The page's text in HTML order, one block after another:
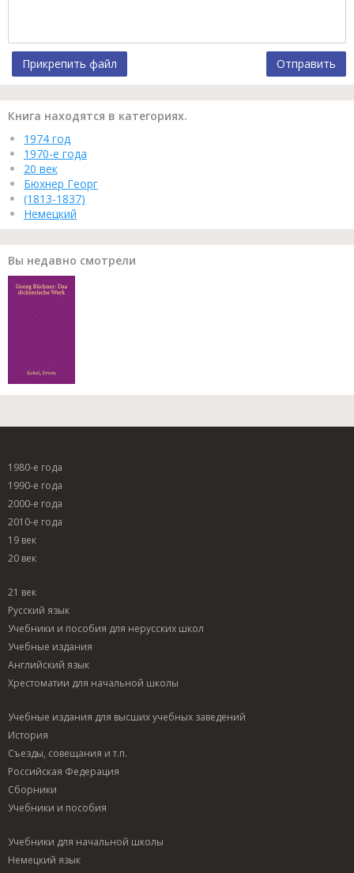
Прикрепить файл Отправить
Книга находятся в категориях.
1974 год
1970-е года
20 век
Бюхнер Георг
(1813-1837)
Немецкий
Вы недавно смотрели
1980-е года
1990-е года
2000-е года
2010-е года
19 век
20 век
21 век
Русский язык
Учебники и пособия для нерусских школ
Учебные издания
Английский язык
Хрестоматии для начальной школы
Учебные издания для высших учебных заведений
История
Съезды, совещания и т.п.
Российская Федерация
Сборники
Учебники и пособия
Учебники для начальной школы
Немецкий язык